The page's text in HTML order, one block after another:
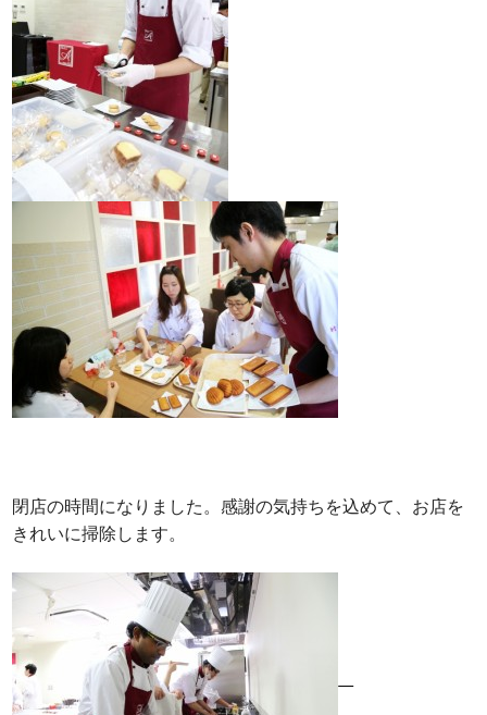
閉店の時間になりました。感謝の気持ちを込めて、お店を
きれいに掃除します。